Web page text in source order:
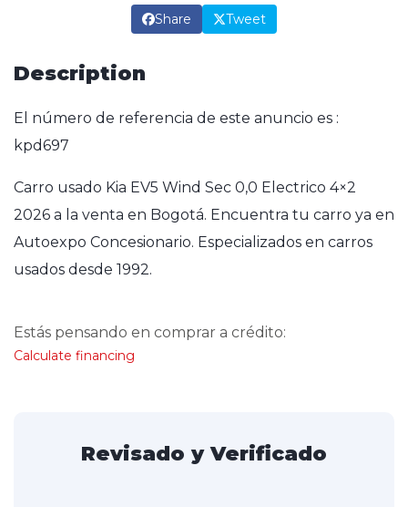
Share Tweet
Description
El número de referencia de este anuncio es :
kpd697
Carro usado Kia EV5 Wind Sec 0,0 Electrico 4×2
2026 a la venta en Bogotá. Encuentra tu carro ya en
Autoexpo Concesionario. Especializados en carros
usados desde 1992.
Estás pensando en comprar a crédito:
Calculate financing
Revisado y Verificado